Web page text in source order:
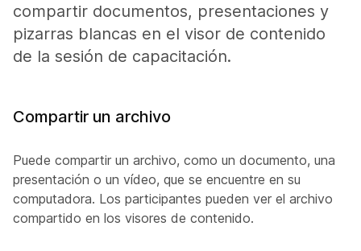
compartir documentos, presentaciones y
pizarras blancas en el visor de contenido
de la sesión de capacitación.
Compartir un archivo
Puede compartir un archivo, como un documento, una
presentación o un vídeo, que se encuentre en su
computadora. Los participantes pueden ver el archivo
compartido en los visores de contenido.